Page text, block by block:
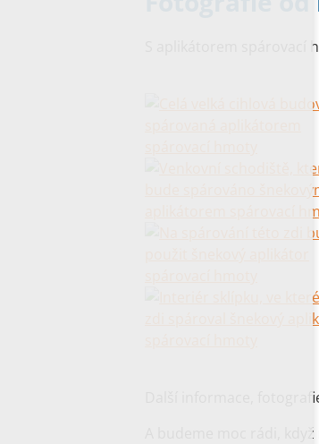
S aplikátorem
Další informace,
A budeme moc rádi,